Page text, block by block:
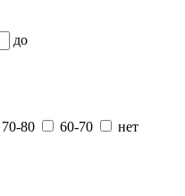
до
70-80 60-70
нет